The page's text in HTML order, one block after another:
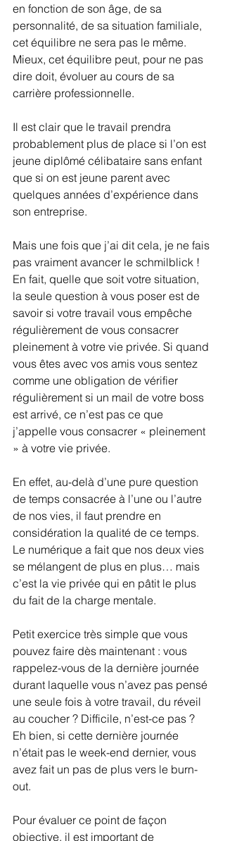
en fonction de son âge, de sa
personnalité, de sa situation familiale,
cet équilibre ne sera pas le même.
Mieux, cet équilibre peut, pour ne pas
dire doit, évoluer au cours de sa
carrière professionnelle.
Il est clair que le travail prendra
probablement plus de place si l’on est
jeune diplômé célibataire sans enfant
que si on est jeune parent avec
quelques années d’expérience dans
son entreprise.
Mais une fois que j’ai dit cela, je ne fais
pas vraiment avancer le schmilblick !
En fait, quelle que soit votre situation,
la seule question à vous poser est de
savoir si votre travail vous empêche
régulièrement de vous consacrer
pleinement à votre vie privée. Si quand
vous êtes avec vos amis vous sentez
comme une obligation de vérifier
régulièrement si un mail de votre boss
est arrivé, ce n’est pas ce que
j’appelle vous consacrer « pleinement
» à votre vie privée.
En effet, au-delà d’une pure question
de temps consacrée à l’une ou l’autre
de nos vies, il faut prendre en
considération la qualité de ce temps.
Le numérique a fait que nos deux vies
se mélangent de plus en plus… mais
c’est la vie privée qui en pâtit le plus
du fait de la charge mentale.
Petit exercice très simple que vous
pouvez faire dès maintenant : vous
rappelez-vous de la dernière journée
durant laquelle vous n’avez pas pensé
une seule fois à votre travail, du réveil
au coucher ? Difficile, n’est-ce pas ?
Eh bien, si cette dernière journée
n’était pas le week-end dernier, vous
avez fait un pas de plus vers le burn-
out.
Pour évaluer ce point de façon
objective, il est important de